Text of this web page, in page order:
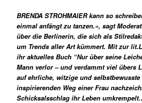
BRENDA STROHMAIER kann so
einmal anfängt zu tanzen.«, sagt
über die Berlinerin, die sich als
um Trends aller Art kümmert. Mit zur
ihr aktuelles Buch “Nur über seine
Mann verlor – und verdammt viel übers
auf ehrliche, witzige und selbstbewusste
inspirierenden Weg einer Frau
Schicksalsschlag ihr Leben